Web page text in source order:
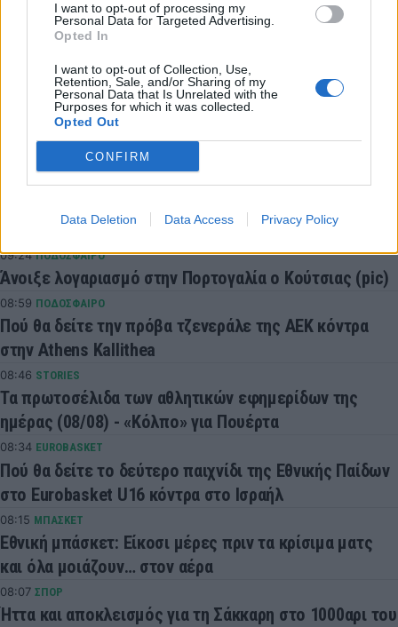
I want to opt-out of processing my
Personal Data for Targeted Advertising.
Opted In
I want to opt-out of Collection, Use,
Retention, Sale, and/or Sharing of my
Personal Data that Is Unrelated with the
Purposes for which it was collected.
Opted Out
CONFIRM
Data Deletion Data Access Privacy Policy
LATEST NEWS
CHAMPIONS LEAGUE
Ολυμπιακός: Δηλώνει «παρών» για τη ρεβάνς με τη
Ναϊμέγκεν ο Έσε
09:48ΠΟΔΟΣΦΑΙΡΟ
Αραούχο από τη Μπαρτσελόνα
09:24ΠΟΔΟΣΦΑΙΡΟ
Άνοιξε λογαριασμό στην Πορτογαλία ο Κούτσιας (pic)
08:59 ΠΟΔΟΣΦΑΙΡΟ
Πού θα δείτε την πρόβα τζενεράλε της ΑΕΚ κόντρα
στην Athens Kallithea
08:46 STORIES
Τα πρωτοσέλιδα των αθλητικών εφημερίδων της
ημέρας (08/08) - «Κόλπο» για Πουέρτα
08:34 EUROBASKET
Πού θα δείτε το δεύτερο παιχνίδι της Εθνικής Παίδων
στο Eurobasket U16 κόντρα στο Ισραήλ
08:15 ΜΠΑΣΚΕΤ
Εθνική μπάσκετ: Είκοσι μέρες πριν τα κρίσιμα ματς
και όλα μοιάζουν… στον αέρα
08:07 ΣΠΟΡ
Ήττα και αποκλεισμός για τη Σάκκαρη στο 1000αρι του